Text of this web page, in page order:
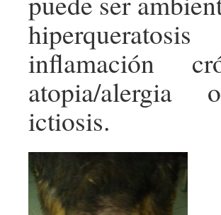
inflamación
atopia/alergia
ictiosis.